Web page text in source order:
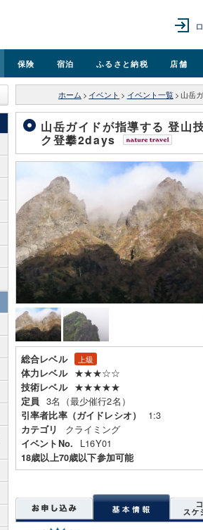
保険 宿泊 ふるさと納税 店舗
ホーム > イベント > イベント一覧 > 山岳
山岳ガイドが指導する 登山
ク登攀2days
総合レベル 上級
体力レベル ★★★☆☆
技術レベル ★★★★★
定員 3名（最少催行2名）
引率者比率（ガイドレシオ） 1:3
カテゴリ クライミング
イベントNo. L16Y01
18歳以上70歳以下参加可能